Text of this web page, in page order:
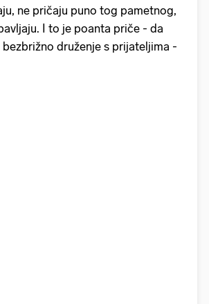
ne pričaju puno tog pametnog,
I to je poanta priče - da
druženje s prijateljima -